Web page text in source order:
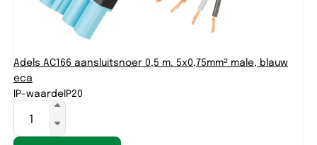
Adels AC166 aansluitsnoer 0,5 m. 5x0,75mm² male, blauw
eca
IP-waardeIP20